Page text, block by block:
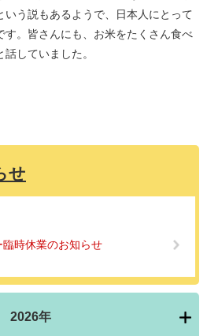
う説もあるようで、日本人にとって
す。皆さんにも、お米をたくさん食べ
していました。
せ
時休業のお知らせ
2026年